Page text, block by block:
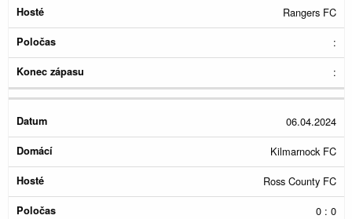
Rangers FC
:
:
06.04.2024
Kilmarnock FC
Ross County FC
0 : 0